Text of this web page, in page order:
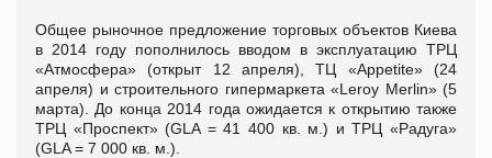
Общее рыночное предложение торговых объектов Киева
в 2014 году пополнилось вводом в эксплуатацию ТРЦ
«Атмосфера» (открыт 12 апреля), ТЦ «Appetite» (24
апреля) и строительного гипермаркета «Leroy Merlin» (5
марта). До конца 2014 года ожидается к открытию также
ТРЦ «Проспект» (GLA = 41 400 кв. м.) и ТРЦ «Радуга»
(GLA = 7 000 кв. м.).